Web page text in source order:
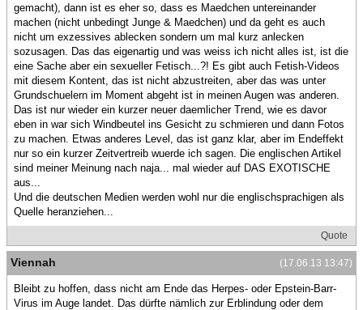
gemacht), dann ist es eher so, dass es Maedchen untereinander
machen (nicht unbedingt Junge & Maedchen) und da geht es auch
nicht um exzessives ablecken sondern um mal kurz anlecken
sozusagen. Das das eigenartig und was weiss ich nicht alles ist, ist die
eine Sache aber ein sexueller Fetisch...?! Es gibt auch Fetish-Videos
mit diesem Kontent, das ist nicht abzustreiten, aber das was unter
Grundschuelern im Moment abgeht ist in meinen Augen was anderen.
Das ist nur wieder ein kurzer neuer daemlicher Trend, wie es davor
eben in war sich Windbeutel ins Gesicht zu schmieren und dann Fotos
zu machen. Etwas anderes Level, das ist ganz klar, aber im Endeffekt
nur so ein kurzer Zeitvertreib wuerde ich sagen. Die englischen Artikel
sind meiner Meinung nach naja... mal wieder auf DAS EXOTISCHE
aus...
Und die deutschen Medien werden wohl nur die englischsprachigen als
Quelle heranziehen...
Quote
(17.06.13 13:47)
Viennah
Bleibt zu hoffen, dass nicht am Ende das Herpes- oder Epstein-Barr-
Virus im Auge landet. Das dürfte nämlich zur Erblindung oder dem